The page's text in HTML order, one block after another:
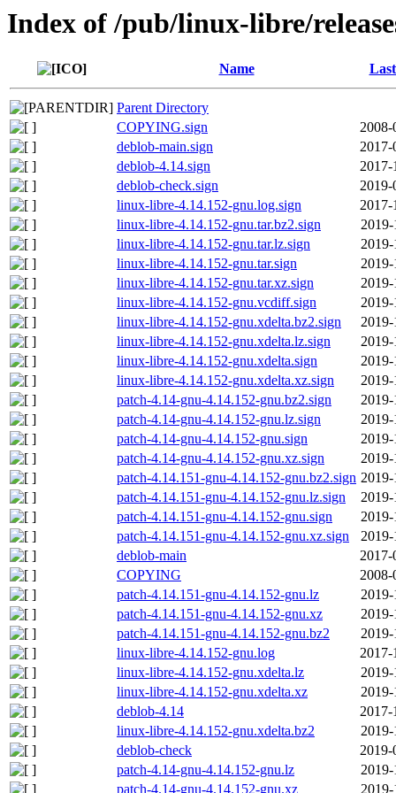
Index of /pub/linux-libre/
Name
Parent Directory
COPYING.sign
2008-
deblob-main.sign
2017-
deblob-4.14.sign
2017-
deblob-check.sign
2019-
linux-libre-4.14.152-gnu.log.sign
2017-
linux-libre-4.14.152-gnu.tar.bz2.sign
2019-
linux-libre-4.14.152-gnu.tar.lz.sign
2019-
linux-libre-4.14.152-gnu.tar.sign
2019-
linux-libre-4.14.152-gnu.tar.xz.sign
2019-
linux-libre-4.14.152-gnu.vcdiff.sign
2019-
linux-libre-4.14.152-gnu.xdelta.bz2.sign
2019-
linux-libre-4.14.152-gnu.xdelta.lz.sign
2019-
linux-libre-4.14.152-gnu.xdelta.sign
2019-
linux-libre-4.14.152-gnu.xdelta.xz.sign
2019-
patch-4.14-gnu-4.14.152-gnu.bz2.sign
2019-
patch-4.14-gnu-4.14.152-gnu.lz.sign
2019-
patch-4.14-gnu-4.14.152-gnu.sign
2019-
patch-4.14-gnu-4.14.152-gnu.xz.sign
2019-
patch-4.14.151-gnu-4.14.152-gnu.bz2.sign 2019-
patch-4.14.151-gnu-4.14.152-gnu.lz.sign
2019-
patch-4.14.151-gnu-4.14.152-gnu.sign
2019-
patch-4.14.151-gnu-4.14.152-gnu.xz.sign
2019-
deblob-main
2017-
COPYING
2008-
patch-4.14.151-gnu-4.14.152-gnu.lz
2019-
patch-4.14.151-gnu-4.14.152-gnu.xz
2019-
patch-4.14.151-gnu-4.14.152-gnu.bz2
2019-
linux-libre-4.14.152-gnu.log
2017-
linux-libre-4.14.152-gnu.xdelta.lz
2019-
linux-libre-4.14.152-gnu.xdelta.xz
2019-
deblob-4.14
2017-
linux-libre-4.14.152-gnu.xdelta.bz2
2019-
deblob-check
2019-
patch-4.14-gnu-4.14.152-gnu.lz
2019-
patch-4.14-gnu-4.14.152-gnu.xz